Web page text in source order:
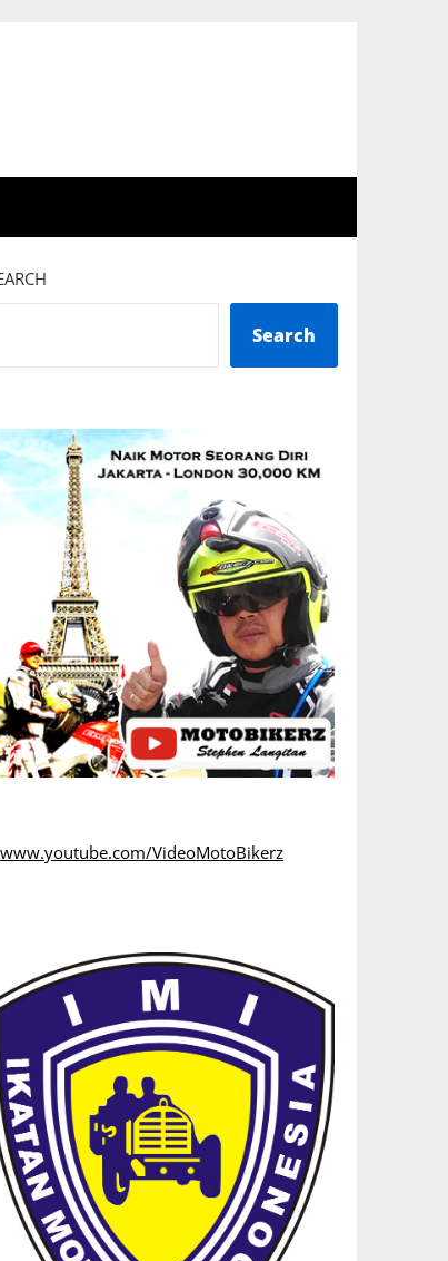
Search
VideoMotoBikerz